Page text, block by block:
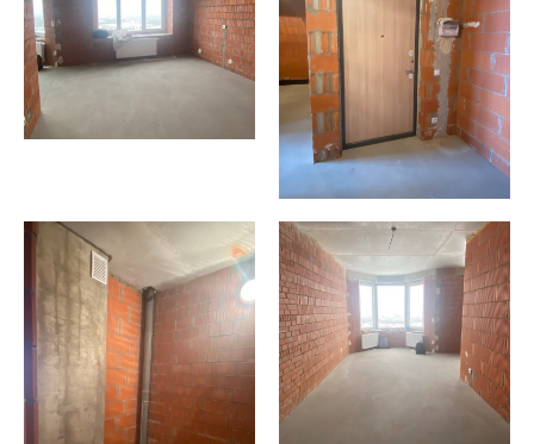
До